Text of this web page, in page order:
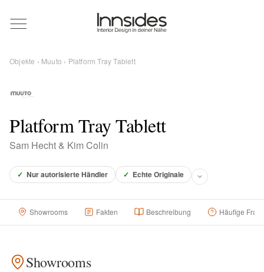
Magazin
Showrooms
Über uns
Objekte › Muuto › Platform Tray Tablett
Platform Tray Tablett
Sam Hecht & Kim Colin
✓ Nur autorisierte Händler ✓ Echte Originale
Showrooms Fakten Beschreibung Häufige
Showrooms